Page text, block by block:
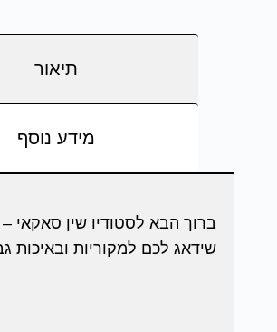
תיאור
מידע נוסף
ברוך הבא לסטודיו שין סאקאי –
שידאג לכם למקוריות ובאיכות